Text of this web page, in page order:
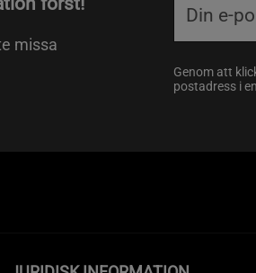
missa
Genom att
postadress i